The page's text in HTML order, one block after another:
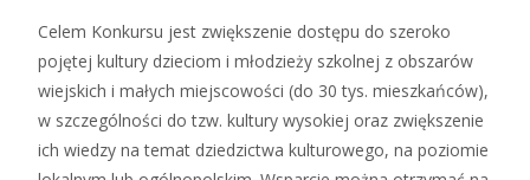
Celem Konkursu jest zwiększenie dostępu do szeroko
pojętej kultury dzieciom i młodzieży szkolnej z obszarów
wiejskich i małych miejscowości (do 30 tys. mieszkańców),
w szczególności do tzw. kultury wysokiej oraz zwiększenie
ich wiedzy na temat dziedzictwa kulturowego, na poziomie